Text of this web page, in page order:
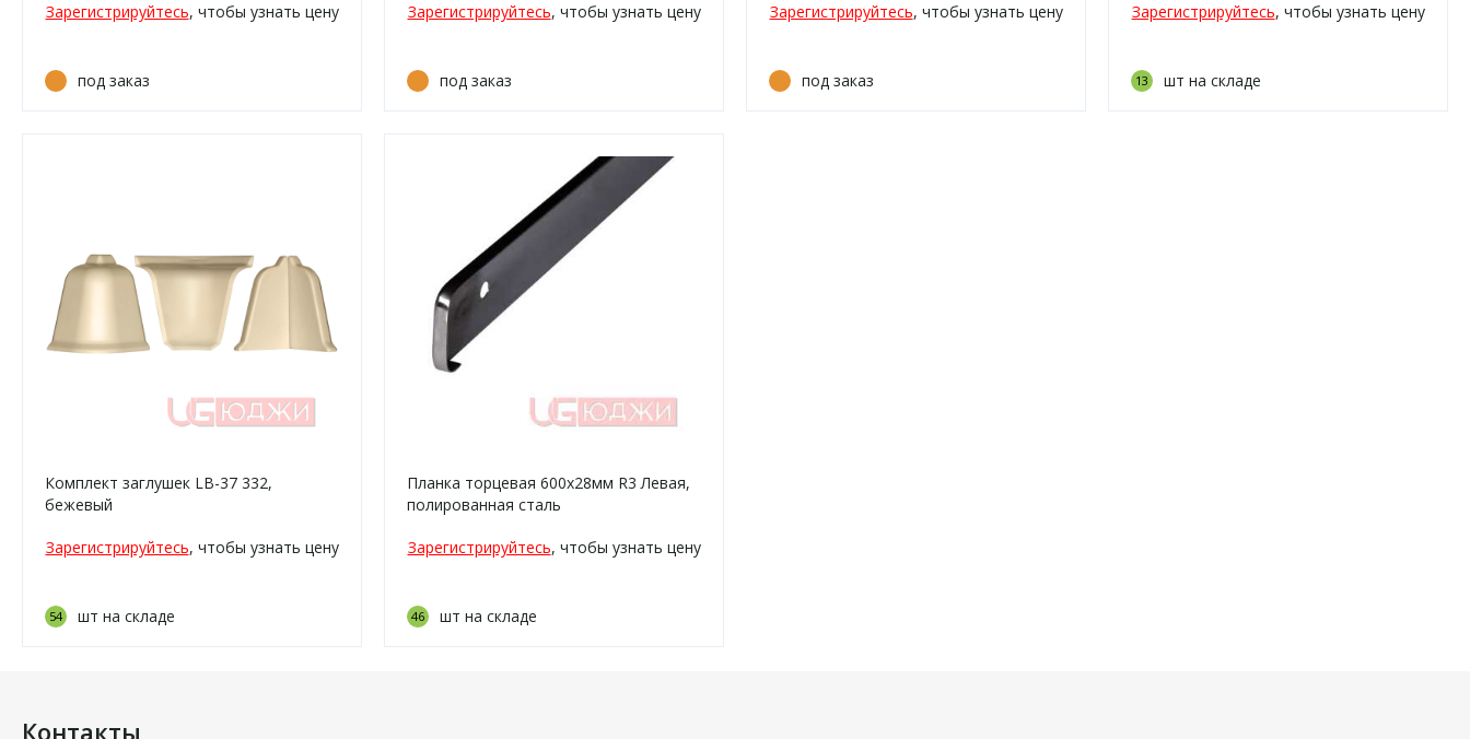
Зарегистрируйтесь, чтобы узнать цену
под заказ
Зарегистрируйтесь, чтобы узнать цену
под заказ
Зарегистрируйтесь, чтобы узнать цену
под заказ
Зарегистрируйтесь, чтобы узнать цену
13 шт на складе
Комплект заглушек LB-37 332,
бежевый
Зарегистрируйтесь, чтобы узнать цену
54 шт на складе
Планка торцевая 600х28мм R3 Левая,
полированная сталь
Зарегистрируйтесь, чтобы узнать цену
46 шт на складе
Контакты